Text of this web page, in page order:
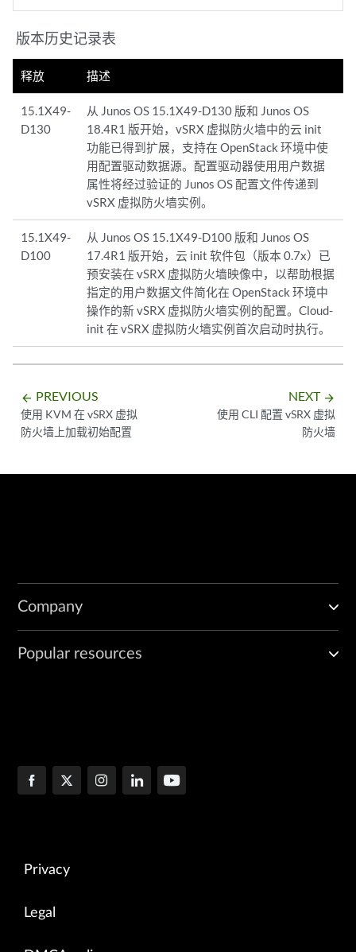
版本历史记录表
释放 描述
15.1X49-
D130
从 Junos OS 15.1X49-D130 版和 Junos OS
18.4R1 版开始，vSRX 虚拟防火墙中的云 init
功能已得到扩展，支持在 OpenStack 环境中使
用配置驱动数据源。配置驱动器使用用户数据
属性将经过验证的 Junos OS 配置文件传递到
vSRX 虚拟防火墙实例。
15.1X49-
D100
从 Junos OS 15.1X49-D100 版和 Junos OS
17.4R1 版开始，云 init 软件包（版本 0.7x）已
预安装在 vSRX 虚拟防火墙映像中，以帮助根据
指定的用户数据文件简化在 OpenStack 环境中
操作的新 vSRX 虚拟防火墙实例的配置。Cloud-
init 在 vSRX 虚拟防火墙实例首次启动时执行。
arrow_backward PREVIOUS
使用 KVM 在 vSRX 虚拟
防火墙上加载初始配置
NEXT arrow_forward
使用 CLI 配置 vSRX 虚拟
防火墙
Company
Popular resources
Privacy
Legal